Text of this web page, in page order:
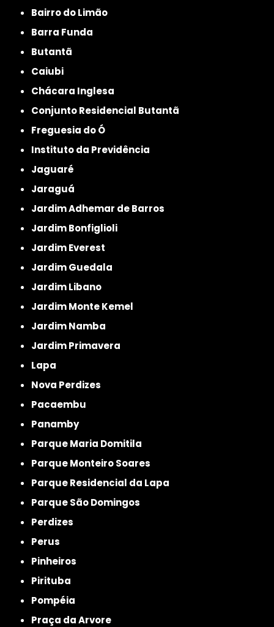
Bairro do Limão
Barra Funda
Butantã
Caiubi
Chácara Inglesa
Conjunto Residencial Butantã
Freguesia do Ó
Instituto da Previdência
Jaguaré
Jaraguá
Jardim Adhemar de Barros
Jardim Bonfiglioli
Jardim Everest
Jardim Guedala
Jardim Libano
Jardim Monte Kemel
Jardim Namba
Jardim Primavera
Lapa
Nova Perdizes
Pacaembu
Panamby
Parque Maria Domitila
Parque Monteiro Soares
Parque Residencial da Lapa
Parque São Domingos
Perdizes
Perus
Pinheiros
Pirituba
Pompéia
Praça da Arvore